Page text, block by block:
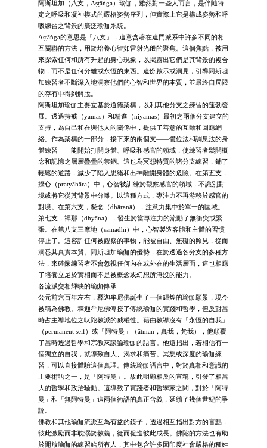
阿斯坦加（八支，Aṣṭāṅga）瑜伽，雖然對一些人而言，是伴隨特
定之呼吸和凝神模式的嚴格姿勢序列，但實際上它是構成姿勢和呼
吸練習之背景的廣泛瑜伽系統。
Aṣṭāṅga的意思是「八支」，這意含著在這門派系中許多不同的相
互關聯的方法，用於培養心智如雷射光般的聚焦。這個焦點，被用
來探索任何和所有升起的身心現象，以揭露出它們是其背景的複合
物，而不是任何分離或永恆的東西。這份啟示或洞見，引導阿斯坦
加練習者不斷深入地洞察他們的心智和世界的本質，並最終自局限
的存有中得到解脫。
阿斯坦加瑜伽主要立基於道德架構，以利其他分支之練習的蓬勃發
展。透過持戒（yamas）和精進（niyamas）最初之兩個分支建立的
支持，為自己和在與他人的關係中，提供了善意的互動和回應網
絡。作為架構的一部分，接下來的兩個支——體位法和調息法的身
體練習——能開始打開身體、呼吸和感官的領域，使練習者鬆開概
念和記憶之層層疊疊的禁錮。這也為冥想特質的諸分支練習，鋪了
輕鬆的道路，減少了陷入思緒和出神離開身體的危險。在第五支，
攝心（pratyāhāra）中，心智被訓練於觀察感官的領域，不識別對
境或將它從其背景中分離。以這種方式，專注力不再游移於感官的
對境。在第六支，凝念（dhāraṇā），注意力集中於單一的區域。
第七支，禪那（dhyāna），發生於當專注力的流動了無衝突或緊
張。在第八支三摩地（samādhi）中，心智製造客體和主體的習慣
停止了。這容許任何被觀察的事物，能被自由、無礙的照見，從而
洞悉其真實本質。阿斯坦加瑜伽的優勢，在於透過各分支的多種方
法，來確保練習者不會忽視任何內在或外在的生活層面，這也相應
了培養立足於實相而不是被概念或幻想所淹沒的能力。
各流派交相輝映的瑜伽傳承
公元前六百年左右，釋迦牟尼佛誕生了一個輝煌的瑜伽願景，現今
被稱為佛教。釋迦牟尼佛傳授了傳統瑜伽的實踐和哲學，但反對當
時占主導地位之吠陀教派的威權性。藉由教導沒有「永恆的自我」
（permanent self）或「阿特曼」（ātman，真我，梵我），他顛覆
了當時透過哲學和宗教來談論瑜伽的語言。他還指出，若相信有一
個獨立的自我，就導致自大、渴求和痛苦。冥想或深度的瑜伽練
習，可以直接體驗這個真理。傳統瑜伽語言中，對於真相和意識的
主要術語之一，是「阿特曼」。故此明顯相反的宣稱，引發了相當
大的哲學和政治騷動。這導致了實踐者和哲學家之間，對於「阿特
曼」和「無阿特曼」這兩個術語的真正含義，延續了幾個世紀的爭
論。
佛教和其他瑜伽流派互為有益的鏡子，透過相互指出對方的盲點，
彼此激勵而非耽溺於教義，從而促進彼此成長。佛陀的方法也有助
於開放瑜伽的練習給所有人，其中包含許多因印度社會嚴格的種姓